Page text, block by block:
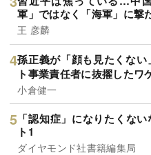
軍」ではなく「海軍」に撃
王 彦麟
孫正義が「顔も見たくな
ト事業責任者に抜擢したワ
小倉健一
「認知症」になりたくな
ト1
ダイヤモンド社書籍編集局